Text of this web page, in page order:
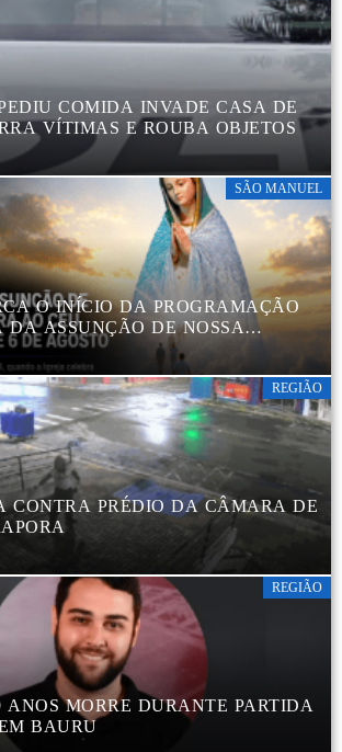
COMIDA INVADE CASA DE
VÍTIMAS E ROUBA OBJETOS
SÃO MANUEL
O INÍCIO DA PROGRAMAÇÃO
DA ASSUNÇÃO DE NOSSA
EM APARECIDA DE SÃO
REGIÃO
CONTRA PRÉDIO DA CÂMARA DE
REGIÃO
ANOS MORRE DURANTE PARTIDA
BAURU